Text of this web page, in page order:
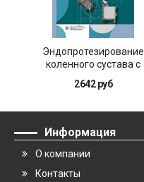
Эндопротезирование
коленного сустава с
использованием
операционного робота
2642 руб
Информация
О компании
Контакты